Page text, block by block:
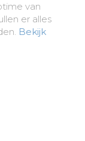
van
er alles
Bekijk